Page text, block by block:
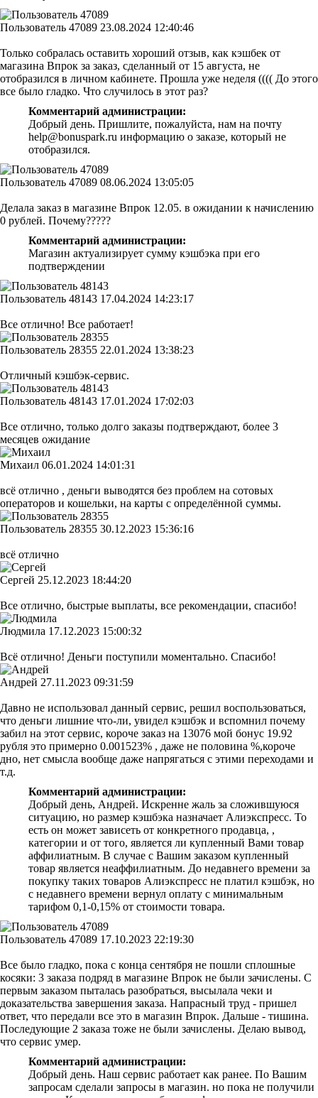
Пользователь 47089 23.08.2024 12:40:46
Только собралась оставить хороший отзыв, как кэшбек от
магазина Впрок за заказ, сделанный от 15 августа, не
отобразился в личном кабинете. Прошла уже неделя (((( До этого
все было гладко. Что случилось в этот раз?
Комментарий администрации:
Добрый день. Пришлите, пожалуйста, нам на почту
help@bonuspark.ru информацию о заказе, который не
отобразился.
Пользователь 47089 08.06.2024 13:05:05
Делала заказ в магазине Впрок 12.05. в ожидании к начислению
0 рублей. Почему?????
Комментарий администрации:
Магазин актуализирует сумму кэшбэка при его
подтверждении
Пользователь 48143 17.04.2024 14:23:17
Все отлично! Все работает!
Пользователь 28355 22.01.2024 13:38:23
Отличный кэшбэк-сервис.
Пользователь 48143 17.01.2024 17:02:03
Все отлично, только долго заказы подтверждают, более 3
месяцев ожидание
Михаил 06.01.2024 14:01:31
всё отлично , деньги выводятся без проблем на сотовых
операторов и кошельки, на карты с определённой суммы.
Пользователь 28355 30.12.2023 15:36:16
всё отлично
Сергей 25.12.2023 18:44:20
Все отлично, быстрые выплаты, все рекомендации, спасибо!
Людмила 17.12.2023 15:00:32
Всё отлично! Деньги поступили моментально. Спасибо!
Андрей 27.11.2023 09:31:59
Давно не использовал данный сервис, решил воспользоваться,
что деньги лишние что-ли, увидел кэшбэк и вспомнил почему
забил на этот сервис, короче заказ на 13076 мой бонус 19.92
рубля это примерно 0.001523% , даже не половина %,короче
дно, нет смысла вообще даже напрягаться с этими переходами и
т.д.
Комментарий администрации:
Добрый день, Андрей. Искренне жаль за сложившуюся
ситуацию, но размер кэшбэка назначает Алиэкспресс. То
есть он может зависеть от конкретного продавца, ,
категории и от того, является ли купленный Вами товар
аффилиатным. В случае с Вашим заказом купленный
товар является неаффилиатным. До недавнего времени за
покупку таких товаров Алиэкспресс не платил кэшбэк, но
с недавнего времени вернул оплату с минимальным
тарифом 0,1-0,15% от стоимости товара.
Пользователь 47089 17.10.2023 22:19:30
Все было гладко, пока с конца сентября не пошли сплошные
косяки: 3 заказа подряд в магазине Впрок не были зачислены. С
первым заказом пыталась разобраться, высылала чеки и
доказательства завершения заказа. Напрасный труд - пришел
ответ, что передали все это в магазин Впрок. Дальше - тишина.
Последующие 2 заказа тоже не были зачислены. Делаю вывод,
что сервис умер.
Комментарий администрации:
Добрый день. Наш сервис работает как ранее. По Вашим
запросам сделали запросы в магазин. но пока не получили